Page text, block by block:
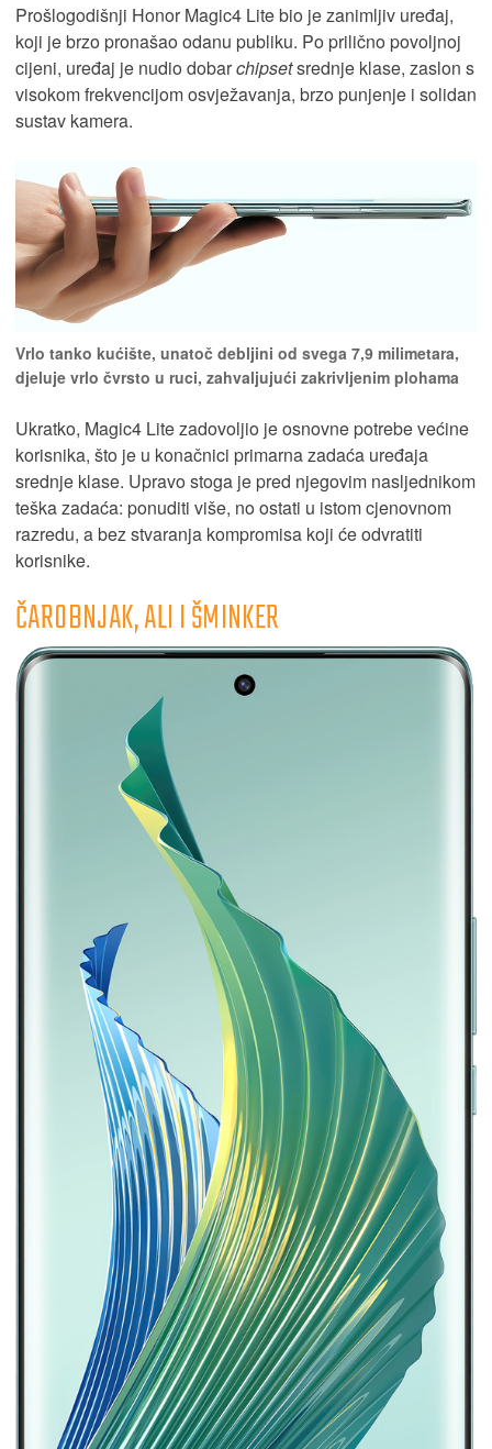
Prošlogodišnji Honor Magic4 Lite bio je zanimljiv uređaj,
koji je brzo pronašao odanu publiku. Po prilično povoljnoj
cijeni, uređaj je nudio dobarchipsetsrednje klase, zaslon s
visokom frekvencijom osvježavanja, brzo punjenje i solidan
sustav kamera.
Vrlo tanko kućište, unatoč debljini od svega 7,9 milimetara,
djeluje vrlo čvrsto u ruci, zahvaljujući zakrivljenim plohama
Ukratko, Magic4 Lite zadovoljio je osnovne potrebe većine
korisnika, što je u konačnici primarna zadaća uređaja
srednje klase. Upravo stoga je pred njegovim nasljednikom
teška zadaća: ponuditi više, no ostati u istom cjenovnom
razredu, a bez stvaranja kompromisa koji će odvratiti
korisnike.
ČAROBNJAK, ALI I ŠMINKER